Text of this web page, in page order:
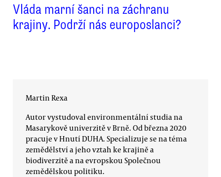
Vláda marní šanci na záchranu
krajiny. Podrží nás europoslanci?
Martin Rexa
Autor vystudoval environmentální studia na
Masarykově univerzitě v Brně. Od března 2020
pracuje v Hnutí DUHA. Specializuje se na téma
zemědělství a jeho vztah ke krajině a
biodiverzitě a na evropskou Společnou
zemědělskou politiku.